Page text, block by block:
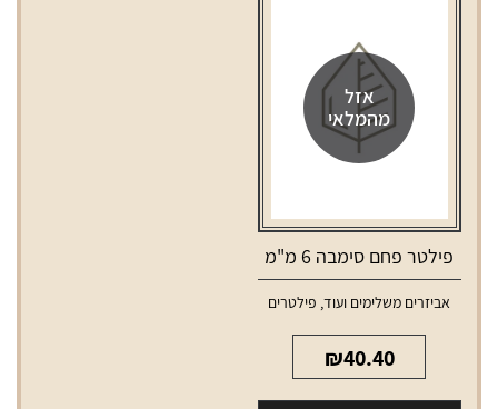
אזל
מהמלאי
פילטר פחם סימבה 6 מ"מ
אביזרים משלימים ועוד, פילטרים
₪40.40